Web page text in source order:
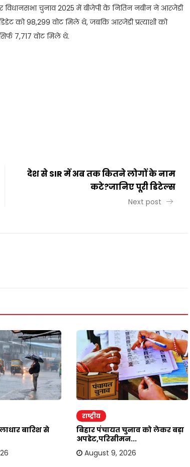
विधानसभा चुनाव 2025 में बीजेपी के नितिन नबीन ने आरजेडी
को 98,299 वोट मिले थे, जबकि आरजेडी प्रत्याशी को
7,717 वोट मिले थे.
देश से SIR में अब तक कितने लोगों के नाम
कटे?जानिए पूरी डिटेल्स
Next post
बारिश से
राष्ट्रीय
बिहार पंचायत चुनाव को लेकर बड़ा
अपडेट,परिसीमन...
August 9, 2026